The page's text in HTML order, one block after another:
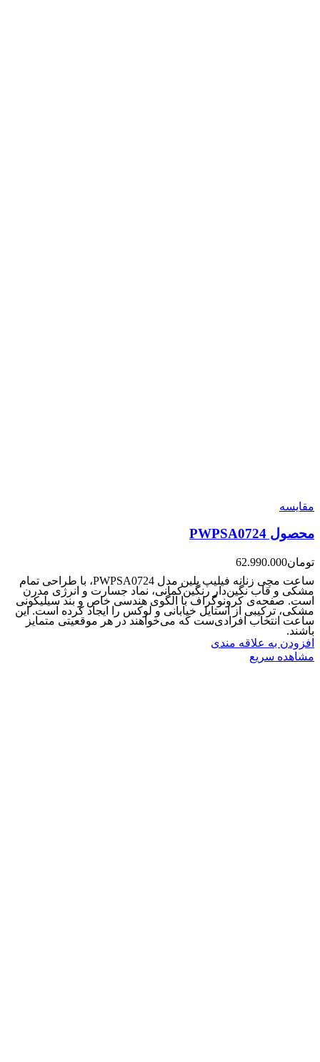
مقایسه
محصول PWPSA0724
تومان62.990.000
ساعت مچی زنانه فیلیپ پلین مدل PWPSA0724، با طراحی تمام
مشکی و قاب نگین‌دار رنگین‌کمانی، نماد جسارت و انرژی مدرن
است. صفحه‌ی کرونوگراف با الگوی هندسی خاص و بند سیلیکونی
مشکی، ترکیبی از استایل خیابانی و لوکس را ایجاد کرده است. این
ساعت انتخاب افرادی‌ست که می‌خواهند در هر موقعیتی متمایز
باشند.
افزودن به علاقه مندی
مشاهده سریع